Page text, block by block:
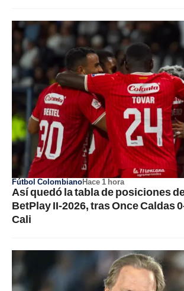
Fútbol ColombianoHace 1 hora
Así quedó la tabla de posiciones
BetPlay II-2026, tras Once Caldas
Cali